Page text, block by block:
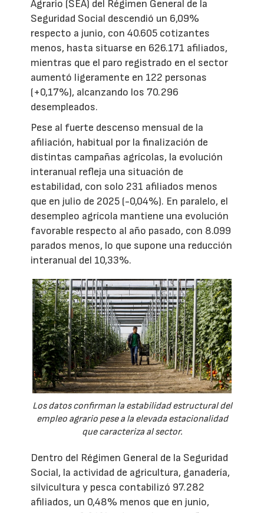
Agrario (SEA) del Régimen General de la
Seguridad Social descendió un 6,09%
respecto a junio, con 40.605 cotizantes
menos, hasta situarse en 626.171 afiliados,
mientras que el paro registrado en el sector
aumentó ligeramente en 122 personas
(+0,17%), alcanzando los 70.296
desempleados.
Pese al fuerte descenso mensual de la
afiliación, habitual por la finalización de
distintas campañas agrícolas, la evolución
interanual refleja una situación de
estabilidad, con solo 231 afiliados menos
que en julio de 2025 (-0,04%). En paralelo, el
desempleo agrícola mantiene una evolución
favorable respecto al año pasado, con 8.099
parados menos, lo que supone una reducción
interanual del 10,33%.
Los datos confirman la estabilidad estructural del
empleo agrario pese a la elevada estacionalidad
que caracteriza al sector.
Dentro del Régimen General de la Seguridad
Social, la actividad de agricultura, ganadería,
silvicultura y pesca contabilizó 97.282
afiliados, un 0,48% menos que en junio,